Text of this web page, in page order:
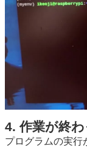
4. 作業が終
プログラムの実行